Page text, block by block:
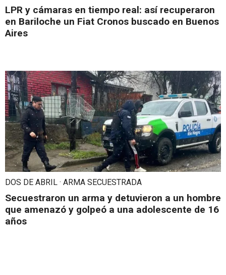
LPR y cámaras en tiempo real: así recuperaron
en Bariloche un Fiat Cronos buscado en Buenos
Aires
DOS DE ABRIL · ARMA SECUESTRADA
Secuestraron un arma y detuvieron a un hombre
que amenazó y golpeó a una adolescente de 16
años